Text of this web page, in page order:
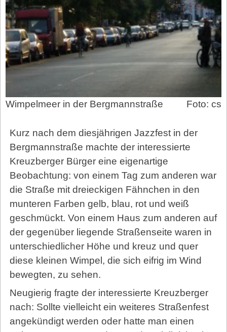
Wimpelmeer in der Bergmannstraße Foto: cs
Kurz nach dem diesjährigen Jazzfest in der
Bergmannstraße machte der interessierte
Kreuzberger Bürger eine eigenartige
Beobachtung: von einem Tag zum anderen war
die Straße mit dreieckigen Fähnchen in den
munteren Farben gelb, blau, rot und weiß
geschmückt. Von einem Haus zum anderen auf
der gegenüber liegende Straßenseite waren in
unterschiedlicher Höhe und kreuz und quer
diese kleinen Wimpel, die sich eifrig im Wind
bewegten, zu sehen.
Neugierig fragte der interessierte Kreuzberger
nach: Sollte vielleicht ein weiteres Straßenfest
angekündigt werden oder hatte man einen